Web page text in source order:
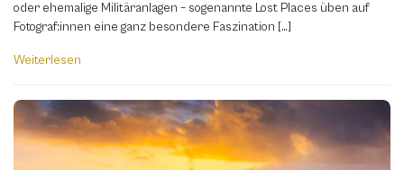
oder ehemalige Militäranlagen – sogenannte Lost Places üben auf
Fotograf:innen eine ganz besondere Faszination […]
Weiterlesen